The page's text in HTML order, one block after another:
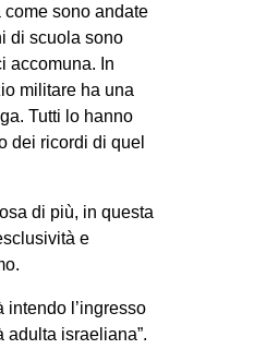
bsky
SEARCH
come sono andate
di scuola sono
accomuna. In
militare ha una
Tutti lo hanno
dei ricordi di quel
di più, in questa
e
intendo l’ingresso
adulta israeliana”.